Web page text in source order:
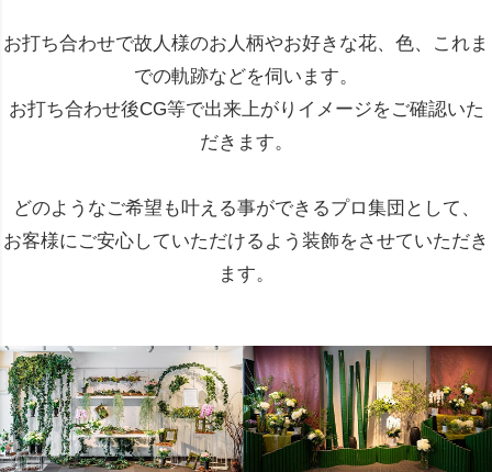
お打ち合わせで故人様のお人柄やお好きな花、色、これま
での軌跡などを伺います。
お打ち合わせ後CG等で出来上がりイメージをご確認いた
だきます。
どのようなご希望も叶える事ができるプロ集団として、
お客様にご安心していただけるよう装飾をさせていただき
ます。